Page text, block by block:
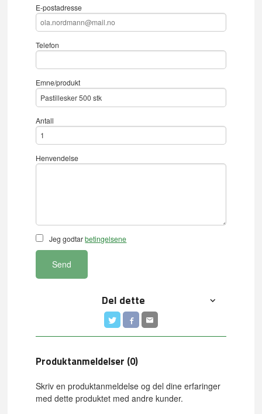
E-postadresse
Telefon
Emne/produkt
Antall
Henvendelse
Jeg godtarbetingelsene
Send
Del dette
Produktanmeldelser (0)
Skriv en produktanmeldelse og del dine erfaringer
med dette produktet med andre kunder.